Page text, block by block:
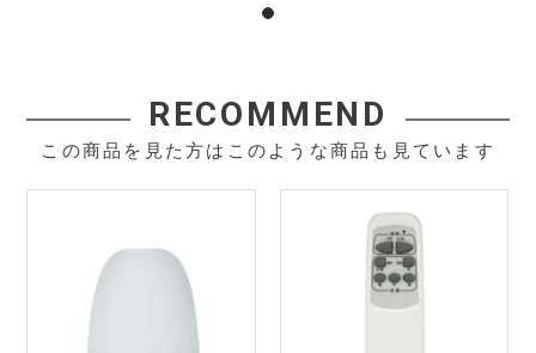
RECOMMEND
この商品を見た方はこのような商品も見ています